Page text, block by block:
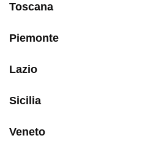
Toscana
Piemonte
Lazio
Sicilia
Veneto